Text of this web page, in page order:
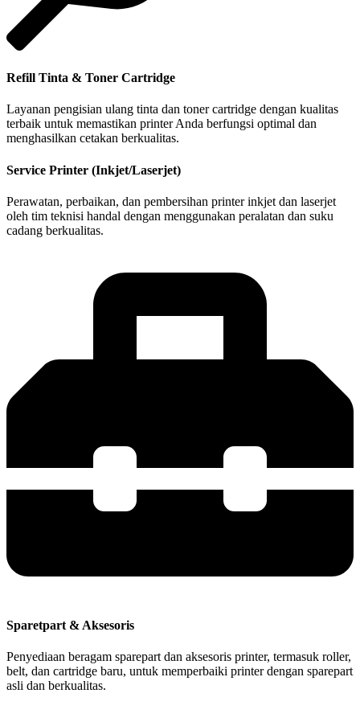
Refill Tinta & Toner Cartridge
Layanan pengisian ulang tinta dan toner cartridge dengan kualitas
terbaik untuk memastikan printer Anda berfungsi optimal dan
menghasilkan cetakan berkualitas.
Service Printer (Inkjet/Laserjet)
Perawatan, perbaikan, dan pembersihan printer inkjet dan laserjet
oleh tim teknisi handal dengan menggunakan peralatan dan suku
cadang berkualitas.
Sparetpart & Aksesoris
Penyediaan beragam sparepart dan aksesoris printer, termasuk roller,
belt, dan cartridge baru, untuk memperbaiki printer dengan sparepart
asli dan berkualitas.